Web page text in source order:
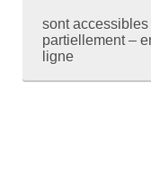
sont accessibles
partiellement –
ligne